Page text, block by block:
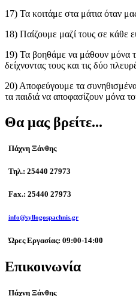
17) Τα κοιτάμε στα μάτια όταν
18) Παίζουμε μαζί τους σε κάθε
19) Τα βοηθάμε να μάθουν μόνα
δείχνοντας τους και τις δύο
20) Αποφεύγουμε τα
τα παιδιά να αποφασίζουν μόνα
Θα μας βρείτε...
Πάχνη Ξάνθης
Τηλ.: 25440 27973
Fax.: 25440 27973
info@syllogospachnis.gr
Ώρες Εργασίας: 09:00-14:00
Επικοινωνία
Πάχνη Ξάνθης